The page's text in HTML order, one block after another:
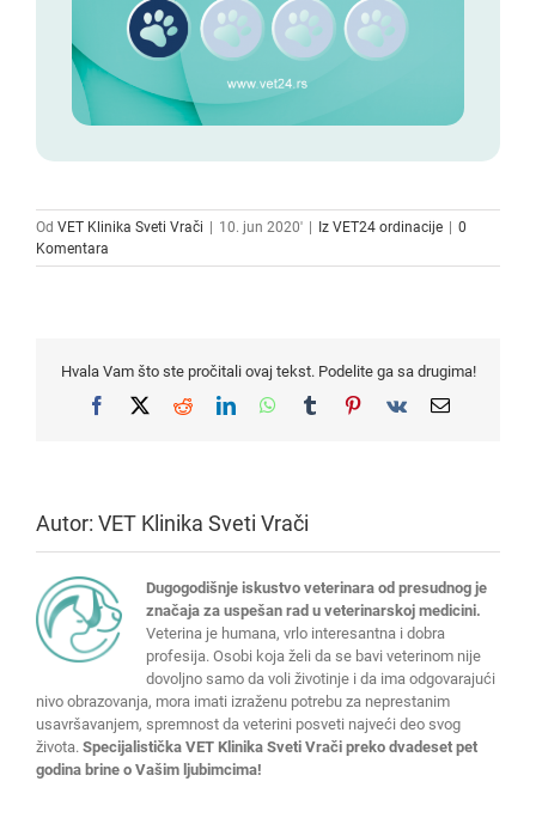
Od VET Klinika Sveti Vrači 10. jun 2020' Iz VET24 ordinacije
0
Komentara
Hvala Vam što ste pročitali ovaj tekst. Podelite ga sa drugima!
Facebook
X RedditLinkedInWhatsApp
TumblrPinterest
Vk Email
Autor: VET Klinika Sveti Vrači
Dugogodišnje iskustvo veterinara od presudnog je
značaja za uspešan rad u veterinarskoj medicini.
Veterina je humana, vrlo interesantna i dobra
profesija. Osobi koja želi da se bavi veterinom nije
dovoljno samo da voli životinje i da ima odgovarajući
nivo obrazovanja, mora imati izraženu potrebu za neprestanim
usavršavanjem, spremnost da veterini posveti najveći deo svog
života. Specijalistička VET Klinika Sveti Vrači preko dvadeset pet
godina brine o Vašim ljubimcima!